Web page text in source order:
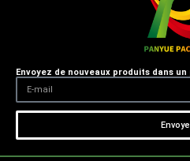
Envoyez de nouveaux produits dans